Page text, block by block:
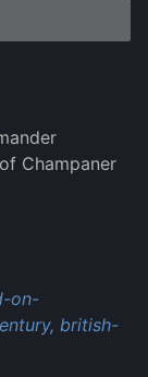
Champaner
on-
british-